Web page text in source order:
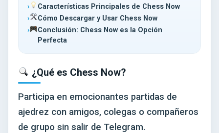
Características Principales de Chess Now
Cómo Descargar y Usar Chess Now
Conclusión: Chess Now es la Opción
Perfecta
¿Qué es Chess Now?
Participa en emocionantes partidas de
ajedrez con amigos, colegas o compañeros
de grupo sin salir de Telegram.